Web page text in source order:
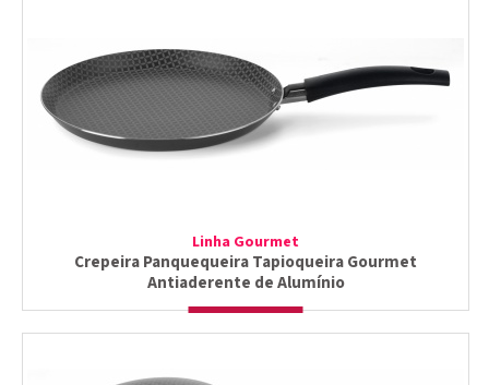
Linha Gourmet
Crepeira Panquequeira Tapioqueira Gourmet
Antiaderente de Alumínio